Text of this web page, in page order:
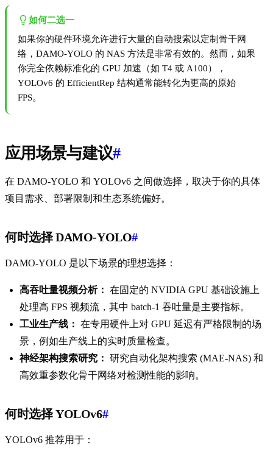
如何二选一
如果你的硬件环境允许进行大量的自动搜索以定制骨干网
络，DAMO-YOLO 的 NAS 方法是非常有效的。然而，如果
你完全依赖标准化的 GPU 加速（如 T4 或 A100），
YOLOv6 的 EfficientRep 结构通常能转化为更高的原始
FPS。
应用场景与建议#
在 DAMO-YOLO 和 YOLOv6 之间做选择，取决于你的具体
项目需求、部署限制和生态系统偏好。
何时选择 DAMO-YOLO#
DAMO-YOLO 是以下场景的理想选择：
高吞吐量视频分析： 在固定的 NVIDIA GPU 基础设施上
处理高 FPS 视频流，其中 batch-1 吞吐量是主要指标。
工业生产线： 在专用硬件上对 GPU 延迟有严格限制的场
景，例如生产线上的实时质量检查。
神经架构搜索研究： 研究自动化架构搜索 (MAE-NAS) 和
高效重参数化骨干网络对检测性能的影响。
何时选择 YOLOv6#
YOLOv6 推荐用于：